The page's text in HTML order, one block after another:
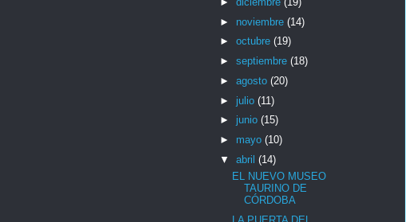
► noviembre (14)
► octubre (19)
► septiembre (18)
► agosto (20)
► julio (11)
► junio (15)
► mayo (10)
▼ abril (14)
EL NUEVO MUSEO
TAURINO DE
CÓRDOBA